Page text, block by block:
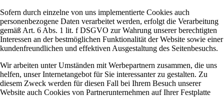
Sofern durch einzelne von uns implementierte Cookies auch
personenbezogene Daten verarbeitet werden, erfolgt die Verarbeitung
gemäß Art. 6 Abs. 1 lit. f DSGVO zur Wahrung unserer berechtigten
Interessen an der bestmöglichen Funktionalität der Website sowie einer
kundenfreundlichen und effektiven Ausgestaltung des Seitenbesuchs.
Wir arbeiten unter Umständen mit Werbepartnern zusammen, die uns
helfen, unser Internetangebot für Sie interessanter zu gestalten. Zu
diesem Zweck werden für diesen Fall bei Ihrem Besuch unserer
Website auch Cookies von Partnerunternehmen auf Ihrer Festplatte